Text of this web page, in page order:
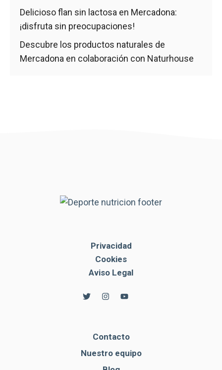
Delicioso flan sin lactosa en Mercadona:
¡disfruta sin preocupaciones!
Descubre los productos naturales de
Mercadona en colaboración con Naturhouse
Privacidad
Cookies
Aviso Legal
Contacto
Nuestro equipo